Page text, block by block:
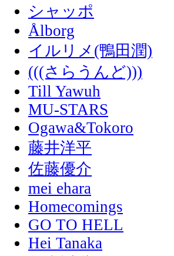
シャッポ
Ålborg
イルリメ(鴨田潤)
(((さらうんど)))
Till Yawuh
MU-STARS
Ogawa&Tokoro
藤井洋平
佐藤優介
mei ehara
Homecomings
GO TO HELL
Hei Tanaka